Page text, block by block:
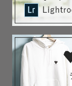
一緒に素敵な
～最後に～